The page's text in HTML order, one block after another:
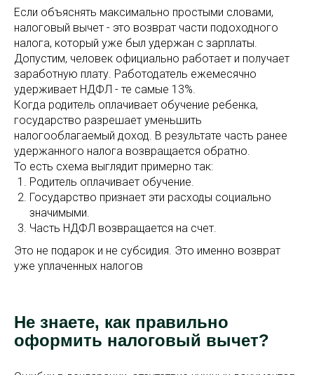
Если объяснять максимально простыми словами,
налоговый вычет - это возврат части подоходного
налога, который уже был удержан с зарплаты.
Допустим, человек официально работает и получает
заработную плату. Работодатель ежемесячно
удерживает НДФЛ - те самые 13%.
Когда родитель оплачивает обучение ребенка,
государство разрешает уменьшить
налогооблагаемый доход. В результате часть ранее
удержанного налога возвращается обратно.
То есть схема выглядит примерно так:
Родитель оплачивает обучение.
Государство признает эти расходы социально
значимыми.
Часть НДФЛ возвращается на счет.
Это не подарок и не субсидия. Это именно возврат
уже уплаченных налогов
Не знаете, как правильно
оформить налоговый вычет?